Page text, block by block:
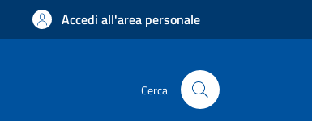
Accedi all'area personale
Cerca